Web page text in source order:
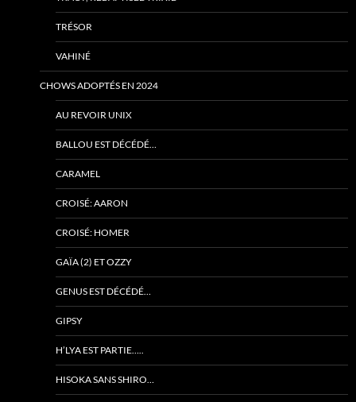
TRÉSOR
VAHINÉ
CHOWS ADOPTÉS EN 2024
AU REVOIR UNIX
BALLOU EST DÉCÉDÉ…
CARAMEL
CROISÉ: AARON
CROISÉ: HOMER
GAÏA (2) ET OZZY
GENUS EST DÉCÉDÉ…
GIPSY
H’LYA EST PARTIE…..
HISOKA SANS SHIRO…